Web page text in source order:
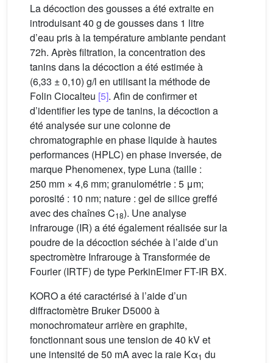
La décoction des gousses a été extraite en
introduisant 40 g de gousses dans 1 litre
d’eau pris à la température ambiante pendant
72h. Après filtration, la concentration des
tanins dans la décoction a été estimée à
(6,33 ± 0,10) g/l en utilisant la méthode de
Folin Ciocalteu [5]. Afin de confirmer et
d’identifier les type de tanins, la décoction a
été analysée sur une colonne de
chromatographie en phase liquide à hautes
performances (HPLC) en phase inversée, de
marque Phenomenex, type Luna (taille :
250 mm × 4,6 mm; granulométrie : 5 μm;
porosité : 10 nm; nature : gel de silice greffé
avec des chaînes C18). Une analyse
infrarouge (IR) a été également réalisée sur la
poudre de la décoction séchée à l’aide d’un
spectromètre Infrarouge à Transformée de
Fourier (IRTF) de type PerkinElmer FT-IR BX.
KORO a été caractérisé à l’aide d’un
diffractomètre Bruker D5000 à
monochromateur arrière en graphite,
fonctionnant sous une tension de 40 kV et
une intensité de 50 mA avec la raie Kα1 du